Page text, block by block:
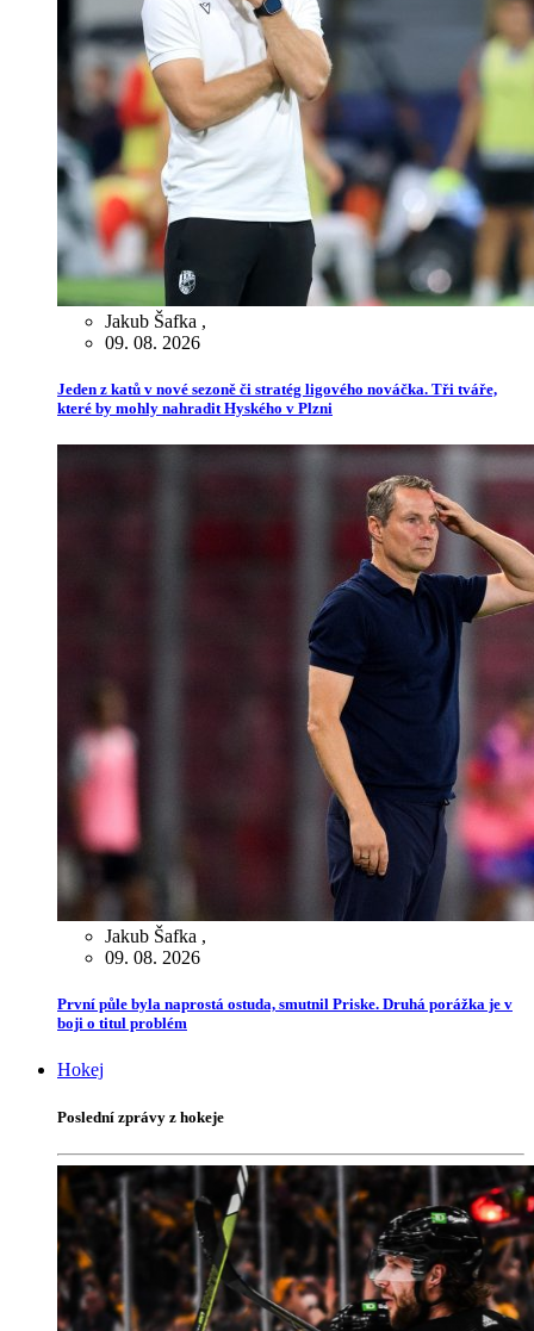
Jakub Šafka ,
09. 08. 2026
Jeden z katů v nové sezoně či stratég ligového nováčka. Tři tváře,
které by mohly nahradit Hyského v Plzni
Jakub Šafka ,
09. 08. 2026
První půle byla naprostá ostuda, smutnil Priske. Druhá porážka je v
boji o titul problém
Hokej
Poslední zprávy z hokeje